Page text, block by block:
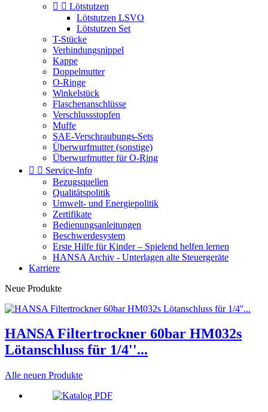
  Lötstutzen
Lötstutzen LSVO
Lötstutzen Set
T-Stücke
Verbindungsnippel
Kappe
Doppelmutter
O-Ringe
Winkelstück
Flaschenanschlüsse
Verschlussstopfen
Muffe
SAE-Verschraubungs-Sets
Überwurfmutter (sonstige)
Überwurfmutter für O-Ring
  Service-Info
Bezugsquellen
Qualitätspolitik
Umwelt- und Energiepolitik
Zertifikate
Bedienungsanleitungen
Beschwerdesystem
Erste Hilfe für Kinder – Spielend helfen lernen
HANSA Archiv - Unterlagen alte Steuergeräte
Karriere
Neue Produkte
HANSA Filtertrockner 60bar HM032s
Lötanschluss für 1/4''...
Alle neuen Produkte